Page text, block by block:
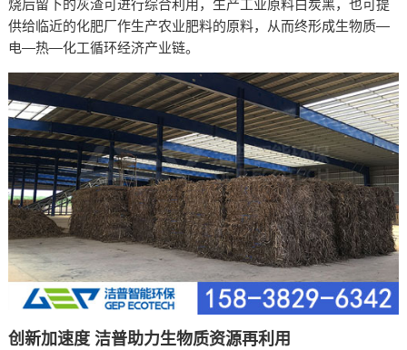
烧后留下的灰渣可进行综合利用，生产工业原料白炭黑，也可提
供给临近的化肥厂作生产农业肥料的原料，从而终形成生物质—
电—热—化工循环经济产业链。
创新加速度 洁普助力生物质资源再利用